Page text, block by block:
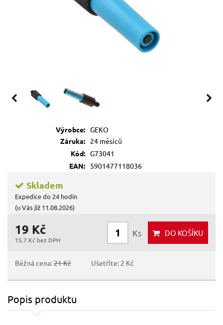
Výrobce: GEKO
Záruka:
24 měsíců
Kód: G73041
EAN:
5901477118036
Skladem
Expedice do 24 hodin
(u Vás již 11.08.2026)
19 Kč
15.7 Kč bez DPH
Ks DO KOŠÍKU
Běžná cena:21 Kč Ušetříte: 2 Kč
Popis produktu